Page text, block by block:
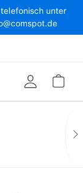
unter